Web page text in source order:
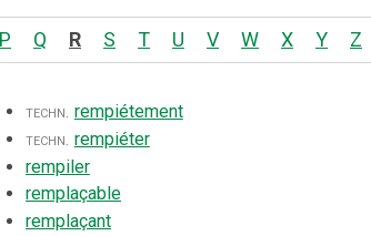
P Q R S T U V W X Y Z
techn. rempiétement
techn. rempiéter
rempiler
remplaçable
remplaçant